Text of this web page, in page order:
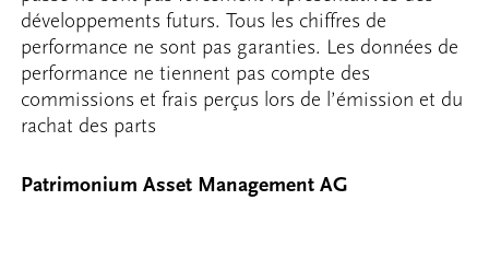
développements futurs. Tous les chiffres de
performance ne sont pas garanties. Les données de
performance ne tiennent pas compte des
commissions et frais perçus lors de l’émission et du
rachat des parts
Patrimonium Asset Management AG